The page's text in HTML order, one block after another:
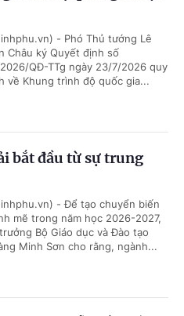
- Phó Thủ tướng Lê
Châu ký Quyết định số
QĐ-TTg ngày 23/7/2026 quy
về Khung trình độ quốc gia...
bắt đầu từ sự trung
- Để tạo chuyển biến
mẽ trong năm học 2026-2027,
Bộ Giáo dục và Đào tạo
Minh Sơn cho rằng, ngành...